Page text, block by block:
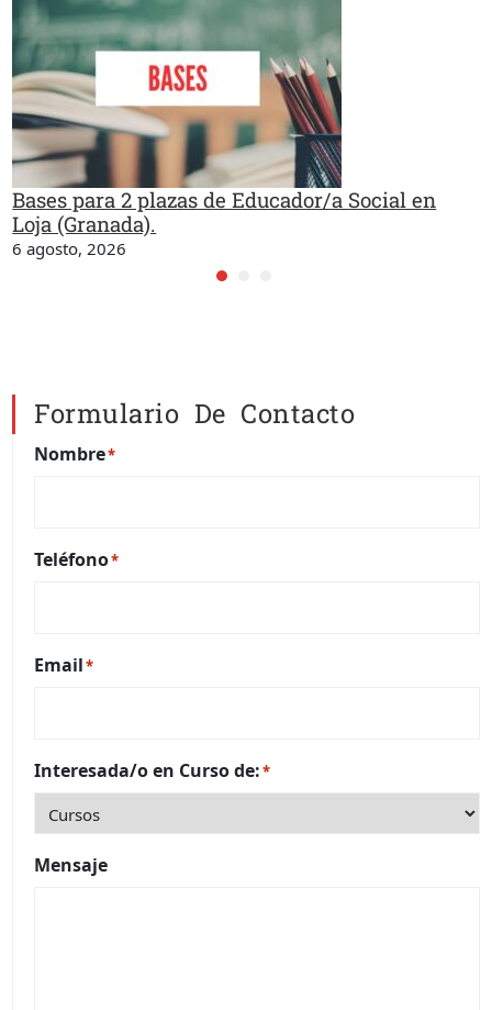
Bases para 2 plazas de Educador/a Social en
Loja (Granada).
6 agosto, 2026
Formulario De Contacto
Nombre*
Teléfono*
Email*
Interesada/o en Curso de:*
Mensaje